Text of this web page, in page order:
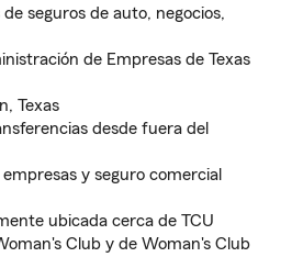
seguros de auto, negocios,
de Empresas de Texas
Texas
desde fuera del
y seguro comercial
ubicada cerca de TCU
Club y de Woman's Club